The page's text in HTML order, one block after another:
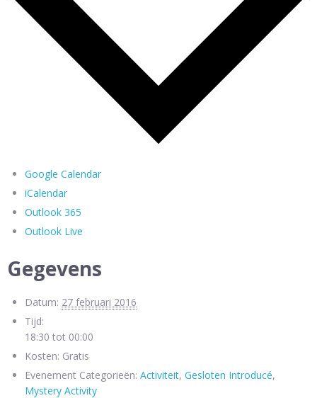
Google Calendar
iCalendar
Outlook 365
Outlook Live
Gegevens
Datum: 27 februari 2016
Tijd:
18:30 tot 00:00
Kosten: Gratis
Evenement Categorieën: Activiteit, Gesloten Introducé,
Mystery Activity